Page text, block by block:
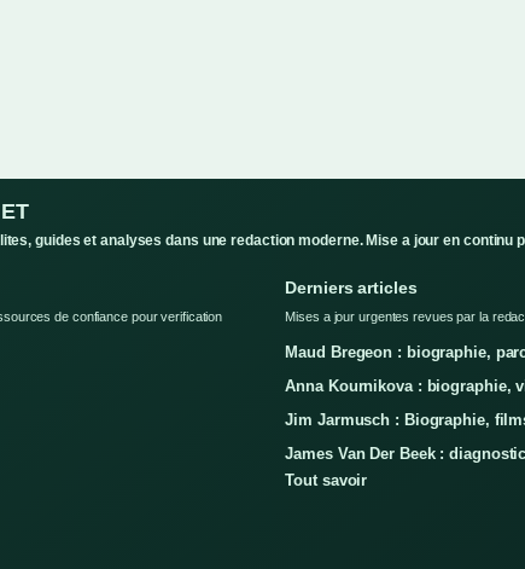
guides et analyses dans une redaction moderne. Mise a jour en continu
de confiance pour verification
Mises a jour urgentes revues par la
Anna Kournikova : biographie,
Jim Jarmusch : Biographie,
James Van Der Beek :
Tout savoir